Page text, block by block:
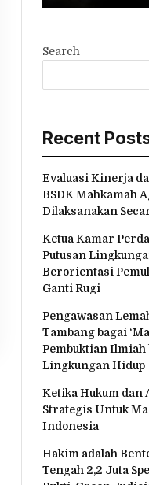
Search
Recent
Evaluasi Kinerja
BSDK Mahkamah
Dilaksanakan
Ketua Kamar
Putusan
Berorientasi
Ganti Rugi
Pengawasan
Tambang bagai
Pembuktian Ilmiah
Lingkungan Hidup
Ketika Hukum dan
Strategis Untuk
Indonesia
Hakim adalah
Tengah 2,2 Juta